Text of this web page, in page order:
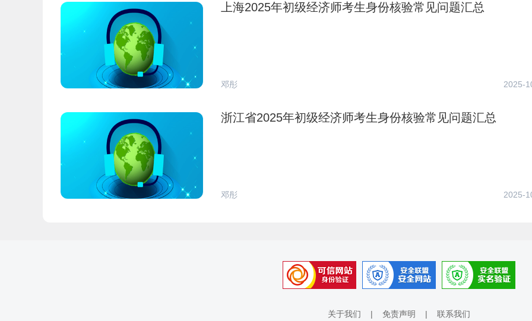
上海2025年初级经济师考生身份核验常见问题汇总
邓彤 2025-
浙江省2025年初级经济师考生身份核验常见问题汇总
邓彤 2025-
关于我们 | 免责声明 | 联系我们